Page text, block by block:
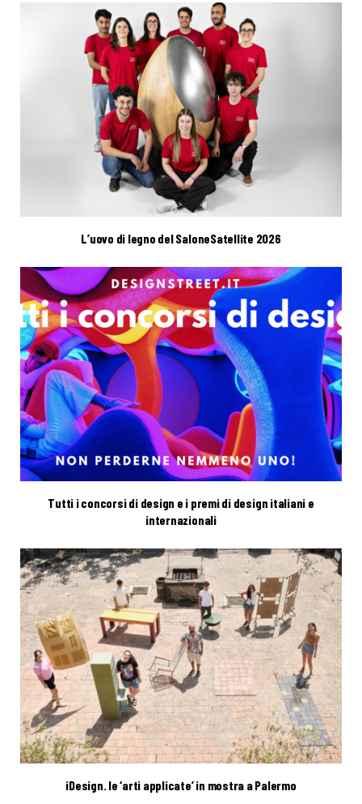
L’uovo di legno del SaloneSatellite 2026
Tutti i concorsi di design e i premi di design italiani e
internazionali
iDesign. le ‘arti applicate’ in mostra a Palermo